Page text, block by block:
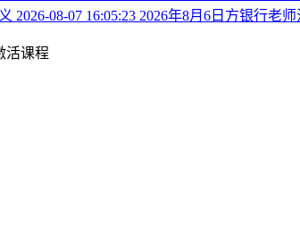
2026-08-07 16:05:23 2026年8月6日方银行老
活课程